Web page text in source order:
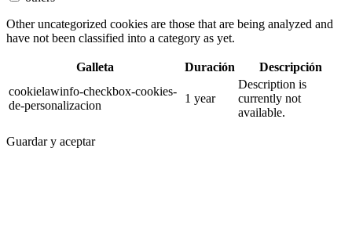
Other uncategorized cookies are those that are being analyzed and
have not been classified into a category as yet.
Galleta Duración
Descripción
cookielawinfo-checkbox-cookies-
de-personalizacion
1 year
Description is
currently not
available.
Guardar y aceptar